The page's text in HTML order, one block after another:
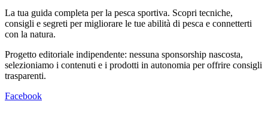
La tua guida completa per la pesca sportiva. Scopri tecniche,
consigli e segreti per migliorare le tue abilità di pesca e connetterti
con la natura.
Progetto editoriale indipendente: nessuna sponsorship nascosta,
selezioniamo i contenuti e i prodotti in autonomia per offrire consigli
trasparenti.
Facebook